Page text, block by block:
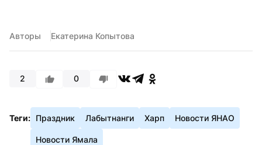
Авторы Екатерина Копытова
2 0
Теги: Праздник Лабытнанги Харп Новости ЯНАО
Новости Ямала